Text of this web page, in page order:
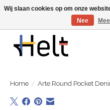
Ontdek de nieuwe collecties in store &
Home / Arte Round Pocket
Wij slaan cookies op om onze
Nee